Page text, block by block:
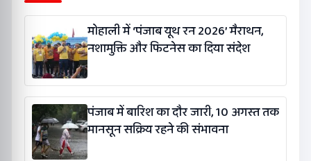
मोहाली में ‘पंजाब यूथ रन 2026’ मैराथन,
नशामुक्ति और फिटनेस का दिया संदेश
पंजाब में बारिश का दौर जारी, 10 अगस्त तक
मानसून सक्रिय रहने की संभावना